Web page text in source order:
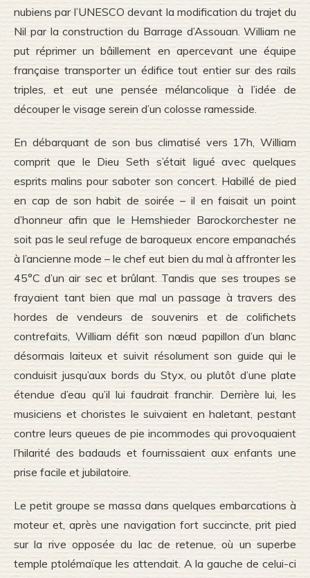
nubiens par l’UNESCO devant la modification du trajet du
Nil par la construction du Barrage d’Assouan. William ne
put réprimer un bâillement en apercevant une équipe
française transporter un édifice tout entier sur des rails
triples, et eut une pensée mélancolique à l’idée de
découper le visage serein d’un colosse ramesside.
En débarquant de son bus climatisé vers 17h, William
comprit que le Dieu Seth s’était ligué avec quelques
esprits malins pour saboter son concert. Habillé de pied
en cap de son habit de soirée – il en faisait un point
d’honneur afin que le Hemshieder Barockorchester ne
soit pas le seul refuge de baroqueux encore empanachés
à l’ancienne mode – le chef eut bien du mal à affronter les
45°C d’un air sec et brûlant. Tandis que ses troupes se
frayaient tant bien que mal un passage à travers des
hordes de vendeurs de souvenirs et de colifichets
contrefaits, William défit son nœud papillon d’un blanc
désormais laiteux et suivit résolument son guide qui le
conduisit jusqu’aux bords du Styx, ou plutôt d’une plate
étendue d’eau qu’il lui faudrait franchir. Derrière lui, les
musiciens et choristes le suivaient en haletant, pestant
contre leurs queues de pie incommodes qui provoquaient
l’hilarité des badauds et fournissaient aux enfants une
prise facile et jubilatoire.
Le petit groupe se massa dans quelques embarcations à
moteur et, après une navigation fort succincte, prit pied
sur la rive opposée du lac de retenue, où un superbe
temple ptolémaïque les attendait. A la gauche de celui-ci